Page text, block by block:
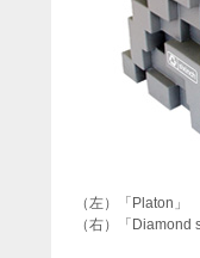
（左）「Platon
（右）「